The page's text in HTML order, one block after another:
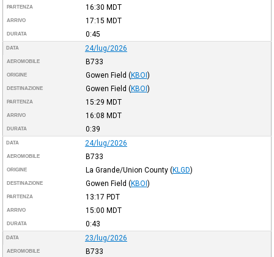
PARTENZA 16:30 MDT
ARRIVO 17:15 MDT
DURATA 0:45
DATA 24/lug/2026
AEROMOBILE B733
ORIGINE Gowen Field (KBOI )
DESTINAZIONE Gowen Field (KBOI )
PARTENZA 15:29 MDT
ARRIVO 16:08 MDT
DURATA 0:39
DATA 24/lug/2026
AEROMOBILE B733
ORIGINE La Grande/Union County (KLGD)
DESTINAZIONE Gowen Field (KBOI )
PARTENZA 13:17 PDT
ARRIVO 15:00 MDT
DURATA 0:43
DATA 23/lug/2026
AEROMOBILE B733